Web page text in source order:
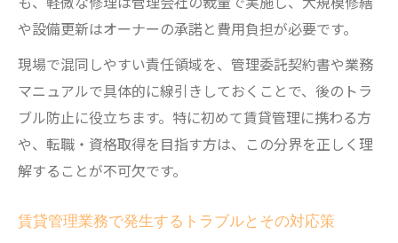
や設備更新はオーナーの承諾と費用負担が必要です。
現場で混同しやすい責任領域を、管理委託契約書や業務
マニュアルで具体的に線引きしておくことで、後のトラ
ブル防止に役立ちます。特に初めて賃貸管理に携わる方
や、転職・資格取得を目指す方は、この分界を正しく理
解することが不可欠です。
賃貸管理業務で発生するトラブルとその対応策